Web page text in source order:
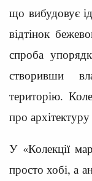
що вибудовує
відтінок
спроба
створивши
територію.
про
У «Колекції
просто хобі, а